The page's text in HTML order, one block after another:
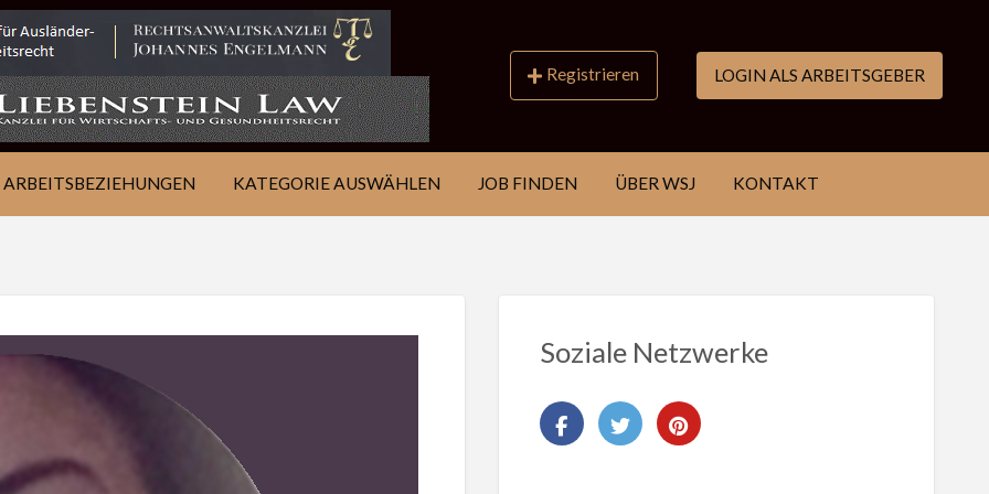
JOB
FINDEN
ÜBER
WSJ
KONTAKT
Registrieren LOGIN ALS ARBEITSGEBER
ARBEITSBEZIEHUNGEN KATEGORIE AUSWÄHLEN JOB FINDEN ÜBER WSJ KONTAKT
Soziale Netzwerke